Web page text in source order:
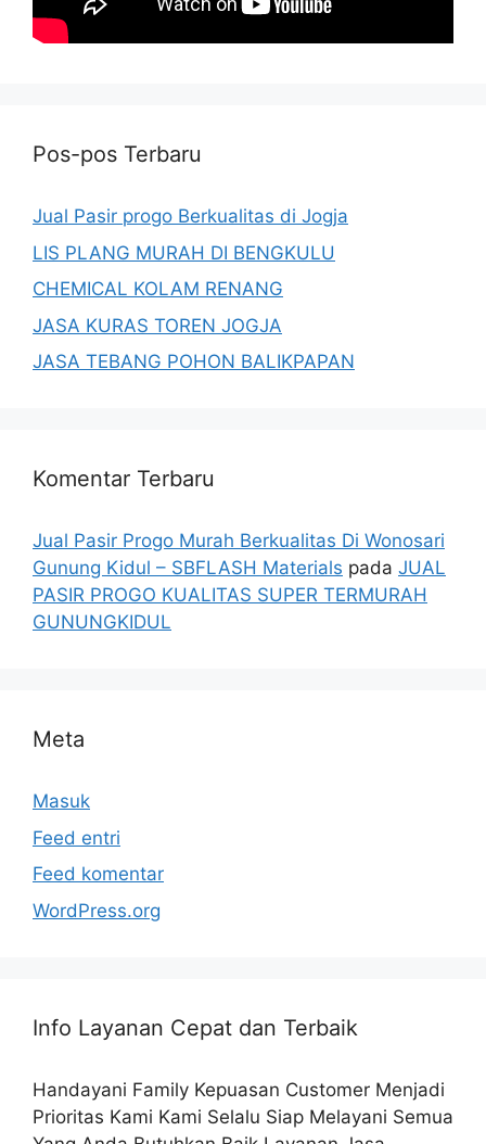
Pos-pos Terbaru
Jual Pasir progo Berkualitas di Jogja
LIS PLANG MURAH DI BENGKULU
CHEMICAL KOLAM RENANG
JASA KURAS TOREN JOGJA
JASA TEBANG POHON BALIKPAPAN
Komentar Terbaru
Jual Pasir Progo Murah Berkualitas Di Wonosari
Gunung Kidul – SBFLASH Materials pada JUAL
PASIR PROGO KUALITAS SUPER TERMURAH
GUNUNGKIDUL
Meta
Masuk
Feed entri
Feed komentar
WordPress.org
Info Layanan Cepat dan Terbaik
Handayani Family Kepuasan Customer Menjadi
Prioritas Kami Kami Selalu Siap Melayani Semua